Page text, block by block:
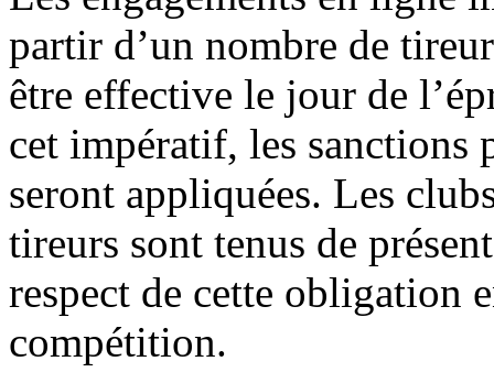
partir d’un nombre de
être effective le jour de
cet impératif, les sanctions
seront appliquées. Les
tireurs sont tenus de
respect de cette obligation
compétition.